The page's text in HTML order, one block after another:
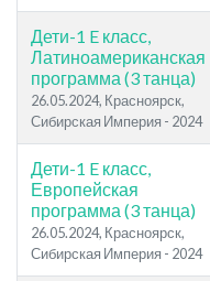
Дети-1 E класс,
Латиноамериканская
программа (3 танца)
26.05.2024, Красноярск,
Сибирская Империя - 2024
Дети-1 E класс,
Европейская
программа (3 танца)
26.05.2024, Красноярск,
Сибирская Империя - 2024